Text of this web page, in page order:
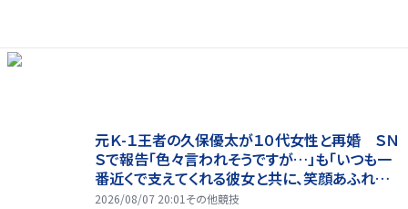
元Ｋ-１王者の久保優太が１０代女性と再婚 ＳＮ
Ｓで報告「色々言われそうですが…」も「いつも一
番近くで支えてくれる彼女と共に、笑顔あふれる
家庭を築いていきたい」
2026/08/07 20:01 その他競技